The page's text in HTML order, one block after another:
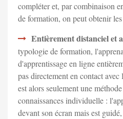
compléter et, par combinaison
de formation, on peut obtenir
Entièrement distanciel et
typologie de formation,
d'apprentissage en ligne
pas directement en contact
est alors seulement une
connaissances individuelle :
devant son écran mais est